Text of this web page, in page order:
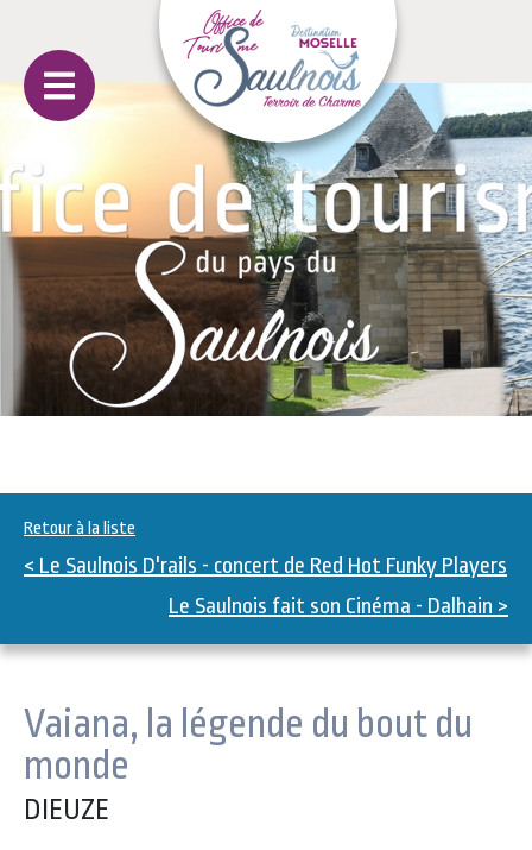
Retour à la liste
< Le Saulnois D'rails - concert de Red Hot Funky Players
Le Saulnois fait son Cinéma - Dalhain >
Vaiana, la légende du bout du
monde
DIEUZE